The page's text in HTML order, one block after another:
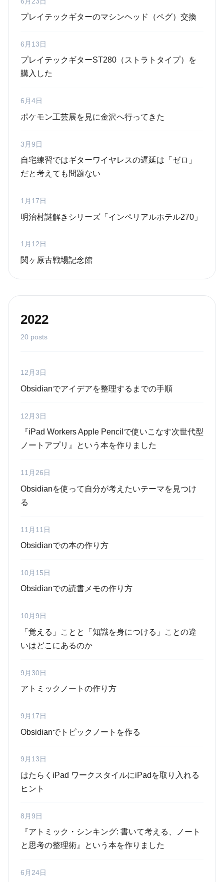
プレイテックギターのマシンヘッド（ペグ）交換
6月13日
プレイテックギターST280（ストラトタイプ）を
購入した
6月4日
ポケモン工芸展を見に金沢へ行ってきた
3月9日
自宅練習ではギターワイヤレスの遅延は「ゼロ」
だと考えても問題ない
1月17日
明治村謎解きシリーズ「インペリアルホテル270」
1月12日
関ヶ原古戦場記念館
2022
20 posts
12月3日
Obsidianでアイデアを整理するまでの手順
12月3日
『iPad Workers Apple Pencilで使いこなす次世代型
ノートアプリ』という本を作りました
11月26日
Obsidianを使って自分が考えたいテーマを見つけ
る
11月11日
Obsidianでの本の作り方
10月15日
Obsidianでの読書メモの作り方
10月9日
「覚える」ことと「知識を身につける」ことの違
いはどこにあるのか
9月30日
アトミックノートの作り方
9月17日
Obsidianでトピックノートを作る
9月13日
はたらくiPad ワークスタイルにiPadを取り入れる
ヒント
8月9日
『アトミック・シンキング: 書いて考える、ノート
と思考の整理術』という本を作りました
6月24日